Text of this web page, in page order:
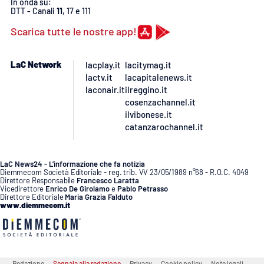
In onda su:
DTT - Canali 11, 17 e 111
Scarica tutte le nostre app!
LaC Network
lacplay.it
lactv.it
laconair.it
lacitymag.it
lacapitalenews.it
ilreggino.it
cosenzachannel.it
ilvibonese.it
catanzarochannel.it
LaC News24 - L’informazione che fa notizia
Diemmecom Società Editoriale - reg. trib. VV 23/05/1989 n°68 - R.O.C. 4049
Direttore Responsabile Francesco Laratta
Vicedirettore Enrico De GirolamoePablo Petrasso
Direttore Editoriale Maria Grazia Falduto
www.diemmecom.it